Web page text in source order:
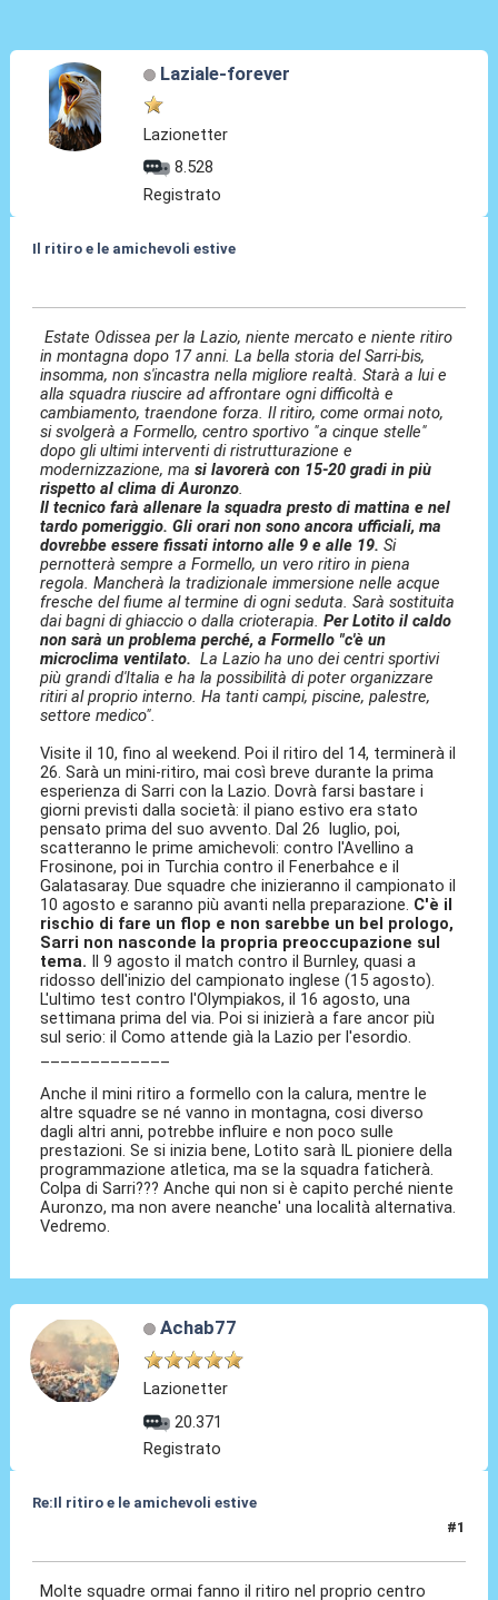
Laziale-forever
Lazionetter
8.528
Registrato
Il ritiro e le amichevoli estive
Estate Odissea per la Lazio, niente mercato e niente ritiro
in montagna dopo 17 anni. La bella storia del Sarri-bis,
insomma, non s'incastra nella migliore realtà. Starà a lui e
alla squadra riuscire ad affrontare ogni difficoltà e
cambiamento, traendone forza. Il ritiro, come ormai noto,
si svolgerà a Formello, centro sportivo "a cinque stelle"
dopo gli ultimi interventi di ristrutturazione e
modernizzazione, masi lavorerà con 15-20 gradi in più
rispetto al clima di Auronzo.
Il tecnico farà allenare la squadra presto di mattina e nel
tardo pomeriggio. Gli orari non sono ancora ufficiali, ma
dovrebbe essere fissati intorno alle 9 e alle 19. Si
pernotterà sempre a Formello, un vero ritiro in piena
regola. Mancherà la tradizionale immersione nelle acque
fresche del fiume al termine di ogni seduta. Sarà sostituita
dai bagni di ghiaccio o dalla crioterapia.Per Lotito il caldo
non sarà un problema perché, a Formello "c'è un
microclima ventilato.La Lazio ha uno dei centri sportivi
più grandi d'Italia e ha la possibilità di poter organizzare
ritiri al proprio interno. Ha tanti campi, piscine, palestre,
settore medico".
Visite il 10, fino al weekend. Poi il ritiro del 14, terminerà il
26. Sarà un mini-ritiro, mai così breve durante la prima
esperienza di Sarri con la Lazio. Dovrà farsi bastare i
giorni previsti dalla società: il piano estivo era stato
pensato prima del suo avvento. Dal 26 luglio, poi,
scatteranno le prime amichevoli: contro l'Avellino a
Frosinone, poi in Turchia contro il Fenerbahce e il
Galatasaray. Due squadre che inizieranno il campionato il
10 agosto e saranno più avanti nella preparazione. C'è il
rischio di fare un flop e non sarebbe un bel prologo,
Sarri non nasconde la propria preoccupazione sul
tema. Il 9 agosto il match contro il Burnley, quasi a
ridosso dell'inizio del campionato inglese (15 agosto).
L'ultimo test contro l'Olympiakos, il 16 agosto, una
settimana prima del via. Poi si inizierà a fare ancor più
sul serio: il Como attende già la Lazio per l'esordio.
Anche il mini ritiro a formello con la calura, mentre le
altre squadre se né vanno in montagna, cosi diverso
dagli altri anni, potrebbe influire e non poco sulle
prestazioni. Se si inizia bene, Lotito sarà IL pioniere della
programmazione atletica, ma se la squadra faticherà.
Colpa di Sarri??? Anche qui non si è capito perché niente
Auronzo, ma non avere neanche' una località alternativa.
Vedremo.
Achab77
Lazionetter
20.371
Registrato
Re:Il ritiro e le amichevoli estive
#1
Molte squadre ormai fanno il ritiro nel proprio centro